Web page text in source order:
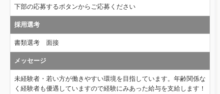
下部の応募するボタンからご応募ください
採用選考
書類選考 面接
メッセージ
未経験者・若い方が働きやすい環境を目指しています。年齢関係な
く経験者も優遇していますので経験にみあった給与を支給します！